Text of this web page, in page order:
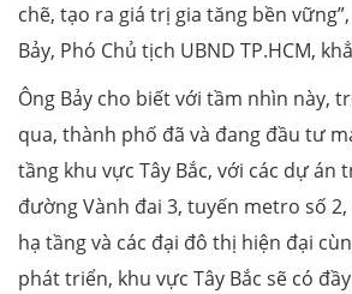
chẽ, tạo ra giá trị gia tăng bền
Bảy, Phó Chủ tịch UBND TP.HCM,
Ông Bảy cho biết với tầm nhìn này,
qua, thành phố đã và đang đầu tư
tầng khu vực Tây Bắc, với các dự án
đường Vành đai 3, tuyến metro số
hạ tầng và các đại đô thị hiện đại
phát triển, khu vực Tây Bắc sẽ có